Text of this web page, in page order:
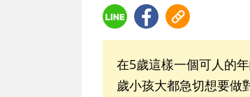
在5歲這樣一個可人的
歲小孩大都急切想要做